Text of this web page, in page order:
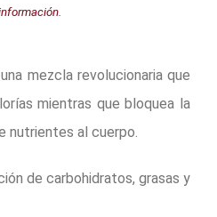
mezcla revolucionaria que
mientras que bloquea la
nutrientes al cuerpo.
de carbohidratos, grasas y